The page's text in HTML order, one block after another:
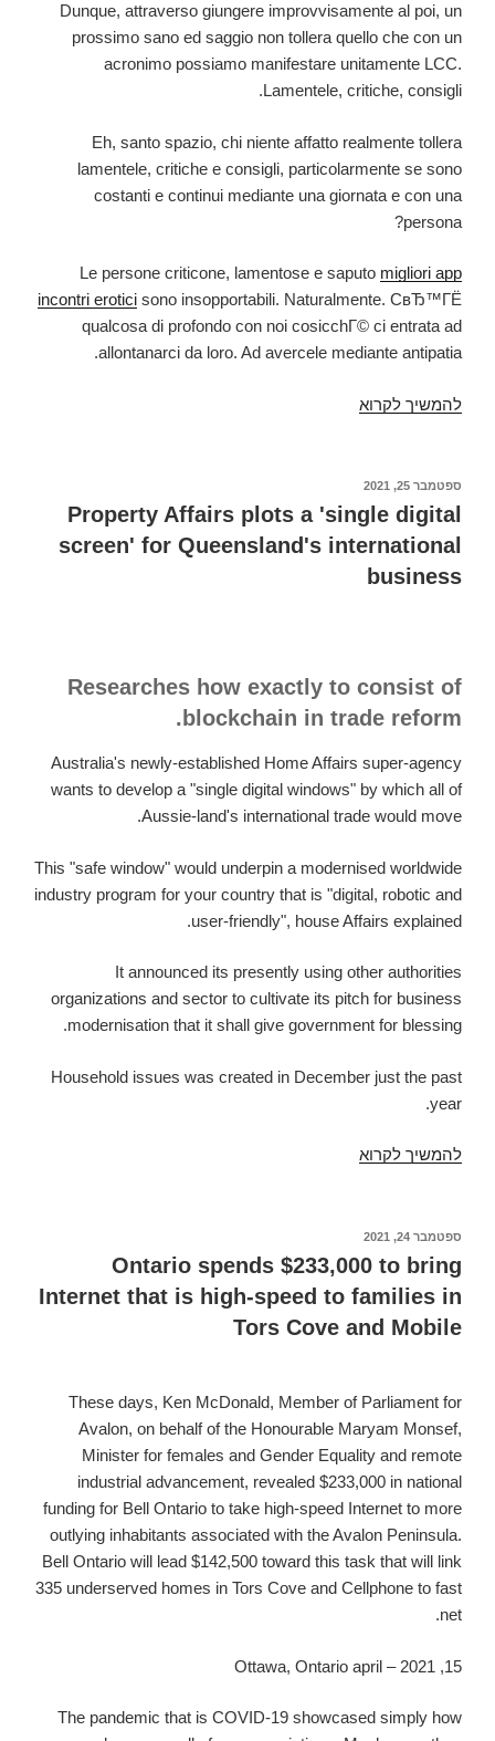
Dunque, attraverso giungere improvvisamente al poi, un
prossimo sano ed saggio non tollera quello che con un
acronimo possiamo manifestare unitamente LCC.
Lamentele, critiche, consigli.
Eh, santo spazio, chi niente affatto realmente tollera
lamentele, critiche e consigli, particolarmente se sono
costanti e continui mediante una giornata e con una
persona?
Le persone criticone, lamentose e saputo migliori app
incontri erotici sono insopportabili. Naturalmente. CвЂ™ГЁ
qualcosa di profondo con noi cosicchГ© ci entrata ad
allontanarci da loro. Ad avercele mediante antipatia.
להמשיך לקרוא
sopportano
delle
פורסם
ב
ספטמבר 25, 2021
Property Affairs plots a 'single digital
screen' for Queensland's international
business
Researches how exactly to consist of
blockchain in trade reform.
Australia's newly-established Home Affairs super-agency
wants to develop a "single digital windows" by which all of
Aussie-land's international trade would move.
This "safe window" would underpin a modernised worldwide
industry program for your country that is "digital, robotic and
user-friendly", house Affairs explained.
It announced its presently using other authorities
organizations and sector to cultivate its pitch for business
modernisation that it shall give government for blessing.
Household issues was created in December just the past
year.
להמשיך לקרוא
'single
digital
for
international
business
פורסם
ספטמבר 24, 2021
Ontario spends $233,000 to bring
Internet that is high-speed to families in
Tors Cove and Mobile
These days, Ken McDonald, Member of Parliament for
Avalon, on behalf of the Honourable Maryam Monsef,
Minister for females and Gender Equality and remote
industrial advancement, revealed $233,000 in national
funding for Bell Ontario to take high-speed Internet to more
outlying inhabitants associated with the Avalon Peninsula.
Bell Ontario will lead $142,500 toward this task that will link
335 underserved homes in Tors Cove and Cellphone to fast
net.
15, 2021 – Ottawa, Ontario april
The pandemic that is COVID-19 showcased simply how